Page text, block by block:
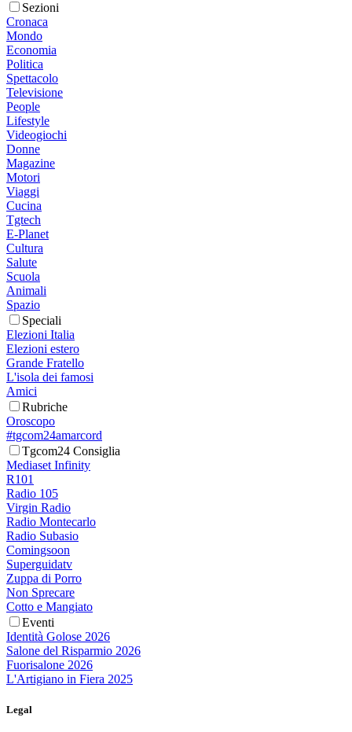
Sezioni
Cronaca
Mondo
Economia
Politica
Spettacolo
Televisione
People
Lifestyle
Videogiochi
Donne
Magazine
Motori
Viaggi
Cucina
Tgtech
E-Planet
Cultura
Salute
Scuola
Animali
Spazio
Speciali
Elezioni Italia
Elezioni estero
Grande Fratello
L'isola dei famosi
Amici
Rubriche
Oroscopo
#tgcom24amarcord
Tgcom24 Consiglia
Mediaset Infinity
R101
Radio 105
Virgin Radio
Radio Montecarlo
Radio Subasio
Comingsoon
Superguidatv
Zuppa di Porro
Non Sprecare
Cotto e Mangiato
Eventi
Identità Golose 2026
Salone del Risparmio 2026
Fuorisalone 2026
L'Artigiano in Fiera 2025
Legal